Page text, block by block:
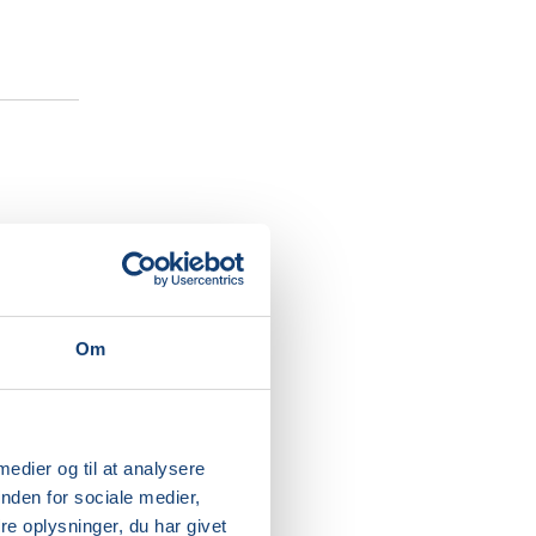
Om
og til at analysere
for sociale medier,
oplysninger, du har givet
men